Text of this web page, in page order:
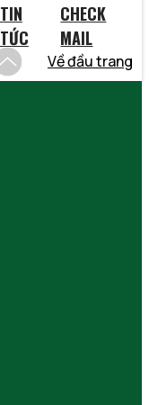
TIN
TỨC
CHECK
MAIL
Về đầu trang